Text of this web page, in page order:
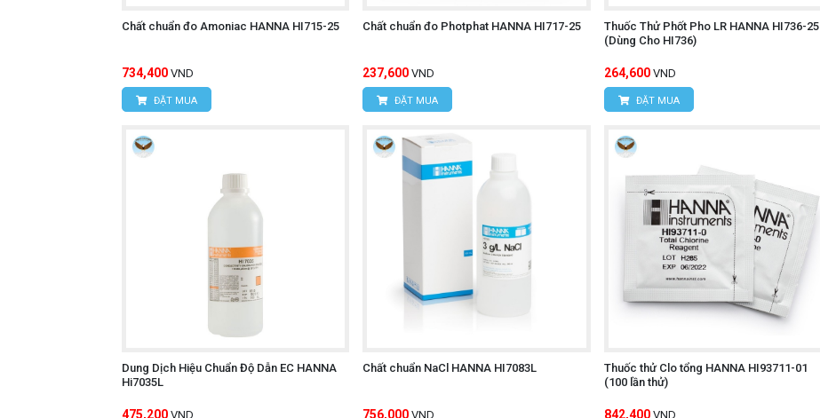
Chất chuẩn đo Amoniac HANNA HI715-25
734,400 VND
ĐẶT MUA
Chất chuẩn đo Photphat HANNA HI717-25
237,600 VND
ĐẶT MUA
Thuốc Thử Phốt Pho LR HANNA HI736-25
(Dùng Cho HI736)
264,600 VND
ĐẶT MUA
Dung Dịch Hiệu Chuẩn Độ Dẫn EC HANNA
Hi7035L
475,200 VND
Chất chuẩn NaCl HANNA HI7083L
756,000 VND
Thuốc thử Clo tổng HANNA HI93711-01
(100 lần thử)
842,400 VND